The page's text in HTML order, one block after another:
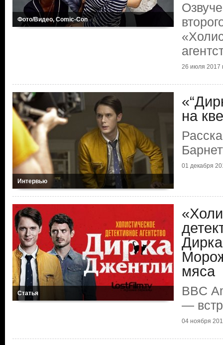
Фото/Видео, Comic-Con
26 июля 2017
Интервью
на
01 декабря
Статья
мяса
BBС
—
04 ноября